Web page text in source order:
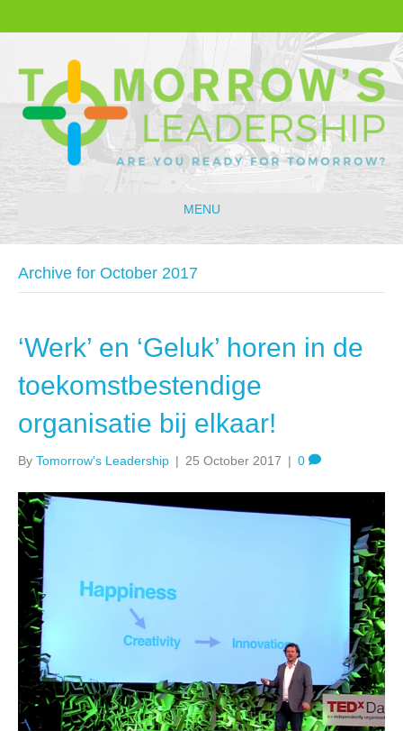
MENU
Archive for October 2017
‘Werk’ en ‘Geluk’ horen in de
toekomstbestendige
organisatie bij elkaar!
By Tomorrow's Leadership | 25 October 2017 | 0